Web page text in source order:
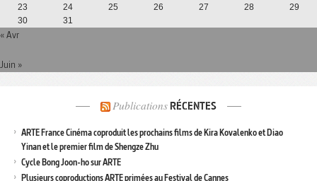
23
24 25 26 27 28
29
30
31
« Avr
Juin »
Publications RÉCENTES
ARTE France Cinéma coproduit les prochains films de Kira Kovalenko et Diao
Yinan et le premier film de Shengze Zhu
Cycle Bong Joon-ho sur ARTE
Plusieurs coproductions ARTE primées au Festival de Cannes